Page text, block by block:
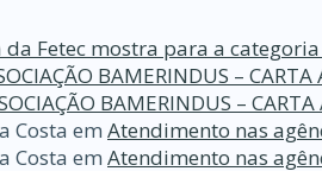
da Fetec mostra para a
BAMERINDUS – CARTA
BAMERINDUS – CARTA
Costa em Atendimento nas
Costa em Atendimento nas